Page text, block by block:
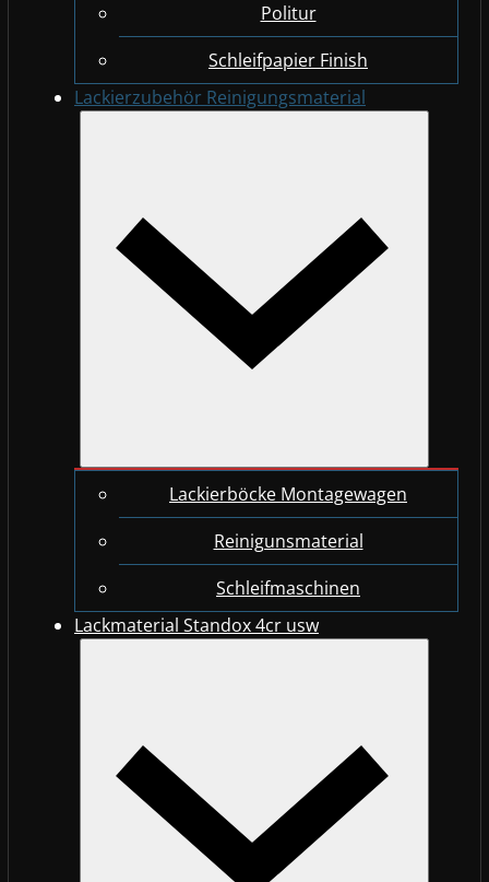
Politur
Schleifpapier Finish
Lackierzubehör Reinigungsmaterial
Lackierböcke Montagewagen
Reinigunsmaterial
Schleifmaschinen
Lackmaterial Standox 4cr usw